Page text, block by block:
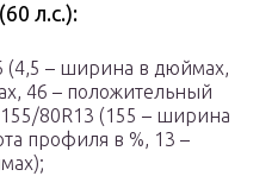
л.с.):
(4,5 – ширина в дюймах,
46 – положительный
80R13 (155 – ширина
профиля в %, 13 –